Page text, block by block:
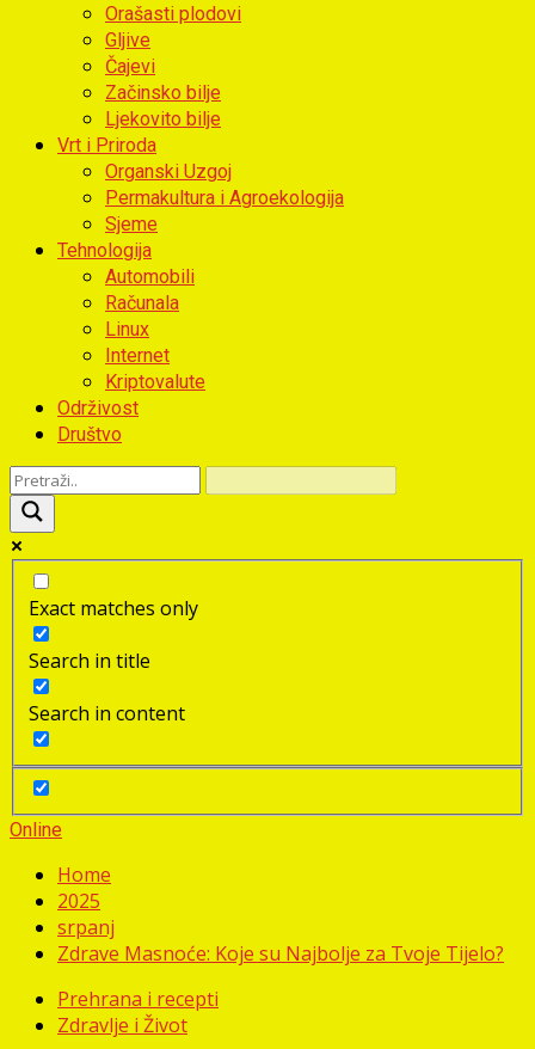
Orašasti plodovi
Gljive
Čajevi
Začinsko bilje
Ljekovito bilje
Vrt i Priroda
Organski Uzgoj
Permakultura i Agroekologija
Sjeme
Tehnologija
Automobili
Računala
Linux
Internet
Kriptovalute
Održivost
Društvo
Exact matches only
Search in title
Search in content
Online
Home
2025
srpanj
Zdrave Masnoće: Koje su Najbolje za Tvoje Tijelo?
Prehrana i recepti
Zdravlje i Život